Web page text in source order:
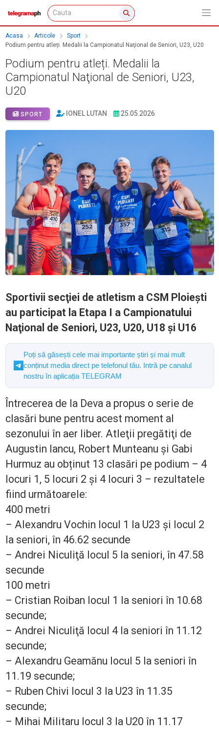
Acasa Articole
Sport
Podium pentru atleți. Medalii la Campionatul Naţional de Seniori, U23, U20
Podium pentru atleți. Medalii la
Campionatul Naţional de Seniori, U23,
U20
SPORT IONEL LUTAN 25.05.2026
Sportivii secţiei de atletism a CSM Ploieşti
au participat la Etapa I a Campionatului
Naţional de Seniori, U23, U20, U18 şi U16
Poți să găsești cele mai importante știri și mai mult
conținut media direct pe telefonul tău. Intră pe canalul
nostru în aplicația TELEGRAM
Întrecerea de la Deva a propus o serie de
clasări bune pentru acest moment al
sezonului în aer liber. Atleţii pregătiţi de
Augustin Iancu, Robert Munteanu şi Gabi
Hurmuz au obținut 13 clasări pe podium – 4
locuri 1, 5 locuri 2 şi 4 locuri 3 – rezultatele
fiind următoarele:
400 metri
– Alexandru Vochin locul 1 la U23 şi locul 2
la seniori, în 46.62 secunde
– Andrei Niculiţă locul 5 la seniori, în 47.58
secunde
100 metri
– Cristian Roiban locul 1 la seniori în 10.68
secunde;
– Andrei Niculiţă locul 4 la seniori în 11.12
secunde;
– Alexandru Geamănu locul 5 la seniori în
11.19 secunde;
– Ruben Chivi locul 3 la U23 în 11.35
secunde;
– Mihai Militaru locul 3 la U20 în 11.17